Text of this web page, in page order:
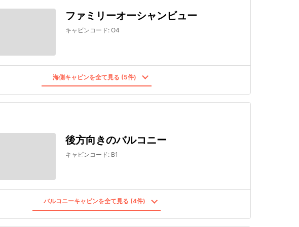
ファミリーオーシャンビュー
キャビンコード: O4
海側キャビンを全て見る (5件)
後方向きのバルコニー
キャビンコード: B1
バルコニーキャビンを全て見る (4件)